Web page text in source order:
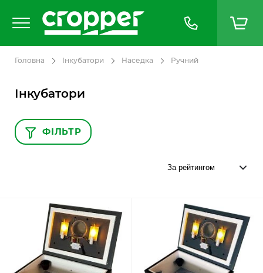
Головна Інкубатори Наседка Ручний
Інкубатори
ФІЛЬТР